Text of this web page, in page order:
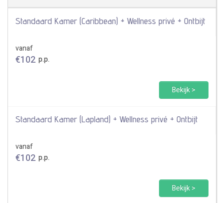
Standaard Kamer (Caribbean) + Wellness privé + Ontbijt
vanaf
€102 p.p.
Bekijk >
Standaard Kamer (Lapland) + Wellness privé + Ontbijt
vanaf
€102 p.p.
Bekijk >